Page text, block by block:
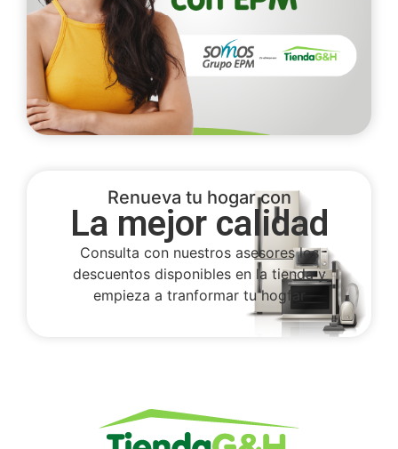
Renueva tu hogar con
La mejor calidad
Consulta con nuestros asesores los
descuentos disponibles en la tienda y
empieza a tranformar tu hogfar